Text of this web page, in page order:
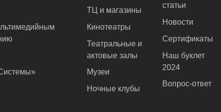
ТЦ и магазины
Кинотеатры
Театральные и
актовые залы
Музеи
Ночные клубы
статьи
Новости
Сертификаты
Наш буклет
2024
Вопрос-ответ